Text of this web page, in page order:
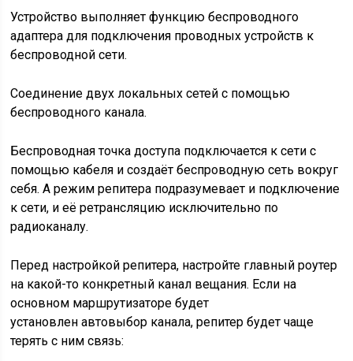
Устройство выполняет функцию беспроводного
адаптера для подключения проводных устройств к
беспроводной сети.
Соединение двух локальных сетей с помощью
беспроводного канала.
Беспроводная точка доступа подключается к сети с
помощью кабеля и создаёт беспроводную сеть вокруг
себя. А режим репитера подразумевает и подключение
к сети, и её ретрансляцию исключительно по
радиоканалу.
Перед настройкой репитера, настройте главный роутер
на какой-то конкретный канал вещания. Если на
основном маршрутизаторе будет
установлен автовыбор канала, репитер будет чаще
терять с ним связь: